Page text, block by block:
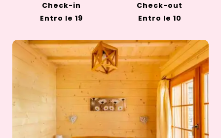
Check-in
Entro le 19
Check-out
Entro le 10